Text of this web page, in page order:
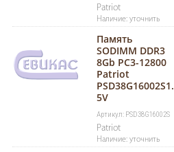
Patriot
Наличие: уточнить
Память
SODIMM DDR3
8Gb PC3-12800
Patriot
PSD38G16002S1.
5V
Артикул: PSD38G16002S
Patriot
Наличие: уточнить